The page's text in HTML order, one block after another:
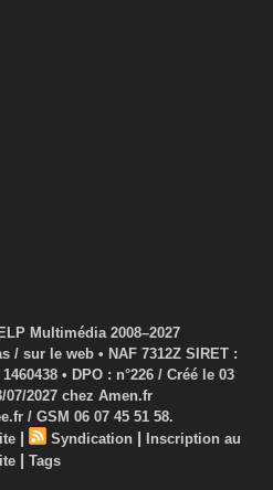
Multimédia 2008–2027
/ sur le web • NAF 7312Z SIRET :
• DPO : n°226 / Créé le 03
07/2027 chez Amen.fr
/ GSM 06 07 45 51 58.
| Syndication |
Inscription au
| Tags